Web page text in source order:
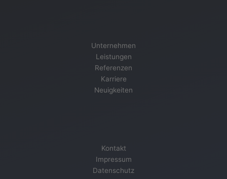
Unternehmen
Leistungen
Referenzen
Karriere
Neuigkeiten
Kontakt
Impressum
Datenschutz